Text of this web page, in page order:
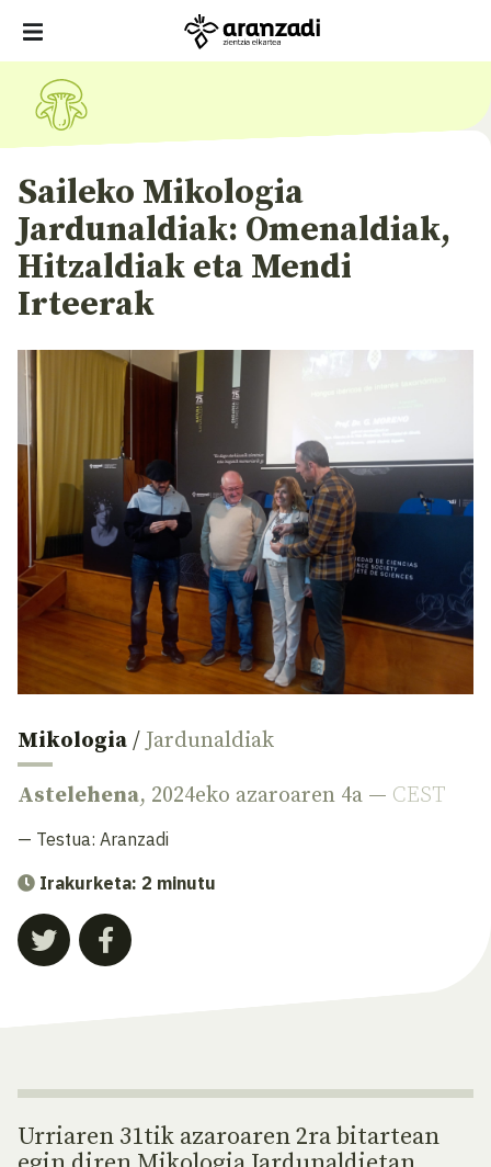
Saileko Mikologia
Jardunaldiak: Omenaldiak,
Hitzaldiak eta Mendi
Irteerak
Mikologia / Jardunaldiak
Astelehena, 2024eko azaroaren 4a — CEST
— Testua: Aranzadi
Irakurketa: 2 minutu
Urriaren 31tik azaroaren 2ra bitartean